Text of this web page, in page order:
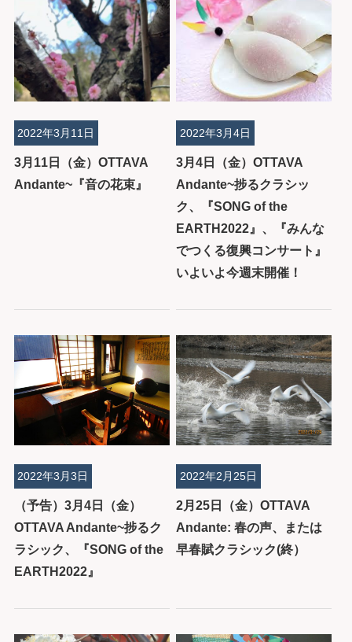
3月11日（金）OTTAVA
Andante~『音の花束』
2022年3月11日
3月4日（金）OTTAVA
Andante~捗るクラシッ
ク、『SONG of the
EARTH2022』、『みんな
でつくる復興コンサート』
いよいよ今週末開催！
2022年3月4日
（予告）3月4日（金）
OTTAVA Andante~捗るク
ラシック、『SONG of the
EARTH2022』
2022年3月3日
2月25日（金）OTTAVA
Andante: 春の声、または
早春賦クラシック(終）
2022年2月25日